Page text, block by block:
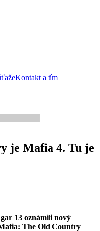
Kontakt a tím
je Mafia 4. Tu je
13 oznámili nový
The Old Country